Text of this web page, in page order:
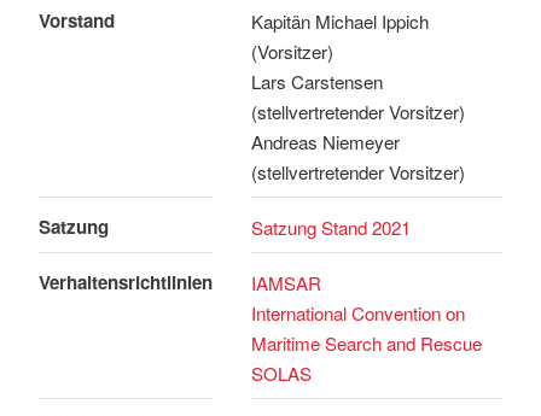
Vorstand
Kapitän Michael Ippich
(Vorsitzer)
Lars Carstensen
(stellvertretender Vorsitzer)
Andreas Niemeyer
(stellvertretender Vorsitzer)
Satzung Satzung Stand 2021
Verhaltensrichtlinien
IAMSAR
International Convention on
Maritime Search and Rescue
SOLAS